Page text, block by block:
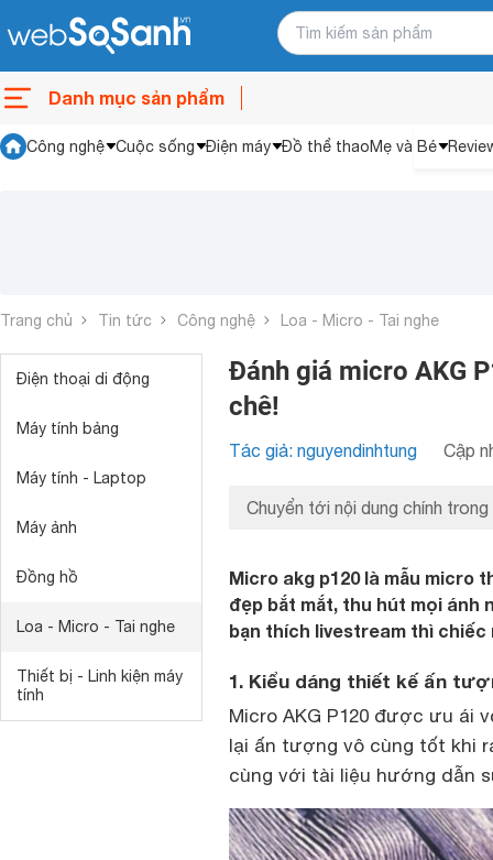
Danh mục sản phẩm
Công nghệ Cuộc sống Điện máy Đồ thể thaoMẹ và Bé
Trang chủ Tin tức Công nghệ Loa - Micro - Tai nghe
Điện thoại di động
Máy tính bảng
Máy tính - Laptop
Máy ảnh
Đồng hồ
Loa - Micro - Tai nghe
Thiết bị - Linh kiện máy
tính
Đánh giá micro AKG
chê!
Tác giả: nguyendinhtung Cập
Chuyển tới nội dung chính trong
Micro akg p120 là mẫu
đẹp bắt mắt, thu hút mọi ánh
bạn thích livestream thì
1. Kiểu dáng thiết kế ấn
Micro AKG P120 được ưu ái
lại ấn tượng vô cùng tốt khi
cùng với tài liệu hướng dẫn